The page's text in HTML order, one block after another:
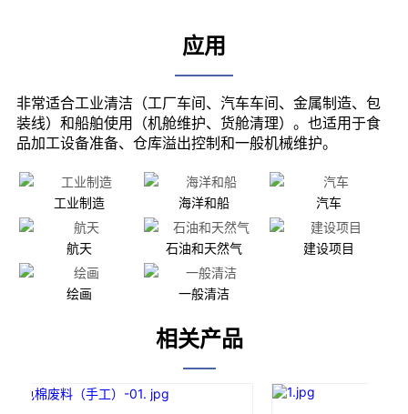
应用
工业制造 海洋和船 汽车
航天 石油和天然气 建设项目
绘画 一般清洁
相关产品